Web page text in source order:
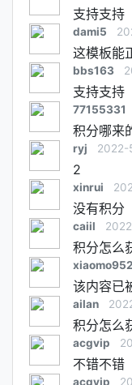
支持支持
dami5
这模板能
bbs163
支持支持
77155331
积分哪来
ryj 2022-
2
xinrui
没有积分
caiil
积分怎么
该内容已
ailan
积分怎么
acgvip
不错不错
acgvip